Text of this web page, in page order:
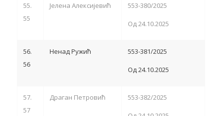
55.
55
Јелена Алексијевић 553-380/2025
Од 24.10.2025
56.
56
Ненад Ружић 553-381/2025
Од 24.10.2025
57.
57
Драган Петровић 553-382/2025